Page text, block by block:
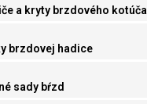
a kryty brzdového kotúča
brzdovej hadice
sady bŕzd